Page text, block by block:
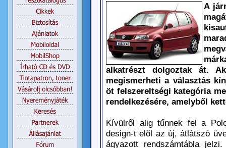
A
alkatrészt dolgoztak át.
megismerheti a választás
öt felszereltségi kategória
rendelkezésére, amelyből
Kívülről alig tűnnek fel a
design-t elől az új, átlátszó
ágyazott rendszámtábla